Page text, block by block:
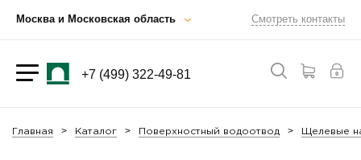
Москва и Московская область Смотреть контакты
+7 (499) 322-49-81
Главная Каталог Поверхностный водоотвод Щелевые